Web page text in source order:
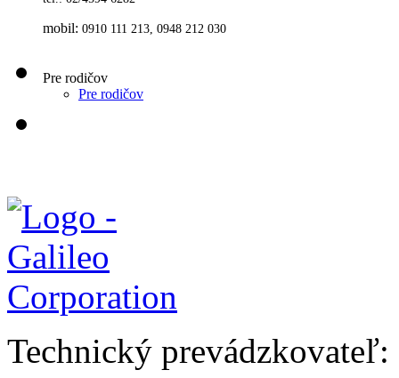
mobil: 0910 111 213, 0948 212 030
Pre rodičov
Pre rodičov
Technický prevádzkovateľ: